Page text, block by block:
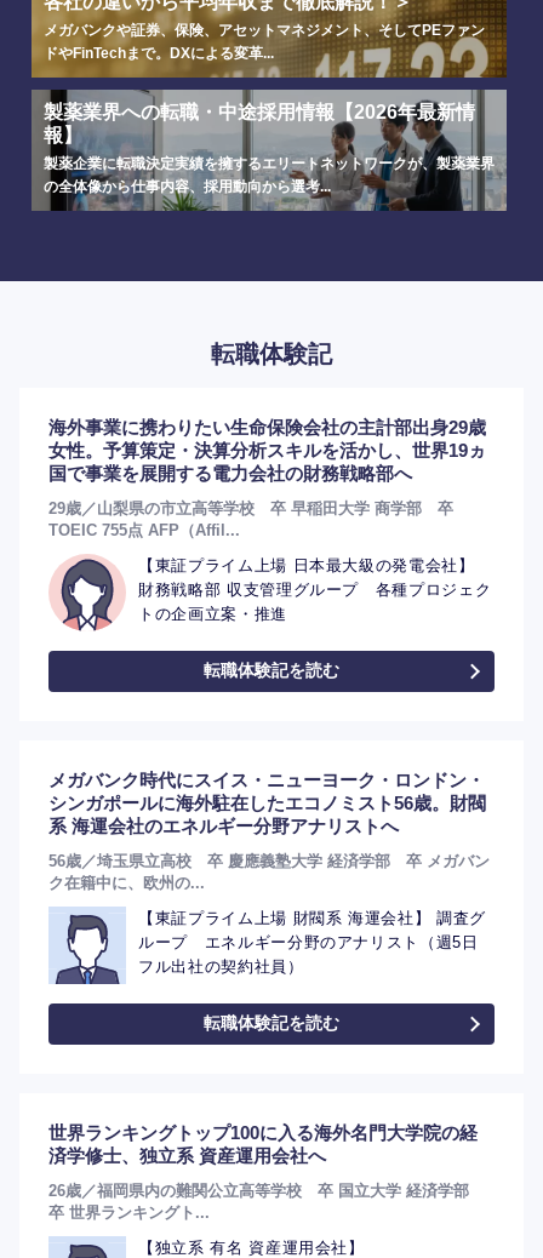
メガバンクや証券、保険、アセットマネジメント、そしてPEファン
ドやFinTechまで。DXによる変革...
製薬業界への転職・中途採用情報【2026年最新情
報】
製薬企業に転職決定実績を擁するエリートネットワークが、製薬業界
の全体像から仕事内容、採用動向から選考...
転職体験記
海外事業に携わりたい生命保険会社の主計部出身29歳
女性。予算策定・決算分析スキルを活かし、世界19ヵ
国で事業を展開する電力会社の財務戦略部へ
29歳／山梨県の市立高等学校 卒 早稲田大学 商学部 卒
TOEIC 755点 AFP（Affil...
【東証プライム上場 日本最大級の発電会社】
財務戦略部 収支管理グループ 各種プロジェク
トの企画立案・推進
転職体験記を読む
メガバンク時代にスイス・ニューヨーク・ロンドン・
シンガポールに海外駐在したエコノミスト56歳。財閥
系 海運会社のエネルギー分野アナリストへ
56歳／埼玉県立高校 卒 慶應義塾大学 経済学部 卒 メガバン
ク在籍中に、欧州の...
【東証プライム上場 財閥系 海運会社】 調査グ
ループ エネルギー分野のアナリスト（週5日
フル出社の契約社員）
転職体験記を読む
世界ランキングトップ100に入る海外名門大学院の経
済学修士、独立系 資産運用会社へ
26歳／福岡県内の難関公立高等学校 卒 国立大学 経済学部
卒 世界ランキングト...
【独立系 有名 資産運用会社】